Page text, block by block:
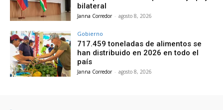
bilateral
Janna Corredor - agosto 8, 2026
Gobierno
717.459 toneladas de alimentos se
han distribuido en 2026 en todo el
país
Janna Corredor - agosto 8, 2026